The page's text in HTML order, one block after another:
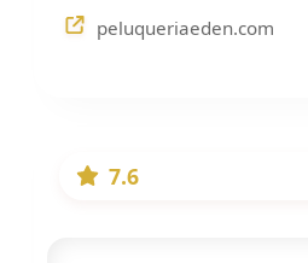
peluqueriaeden.com
7.6